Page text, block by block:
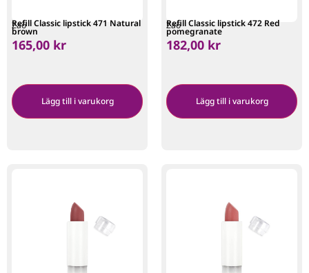
Zao
Refill Classic lipstick 471 Natural
brown
165,00 kr
Lägg till i varukorg
Zao
Refill Classic lipstick 472 Red
pomegranate
182,00 kr
Lägg till i varukorg